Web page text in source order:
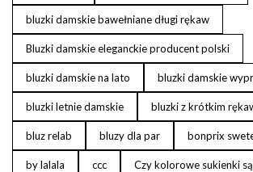
bluzki damskie bawełniane długi rękaw
Bluzki damskie eleganckie producent polski
bluzki damskie na lato bluzki damskie
bluzki letnie damskie bluzki z krótkim
bluz relab bluzy dla par bonprix
by lalala ccc Czy kolorowe sukienki